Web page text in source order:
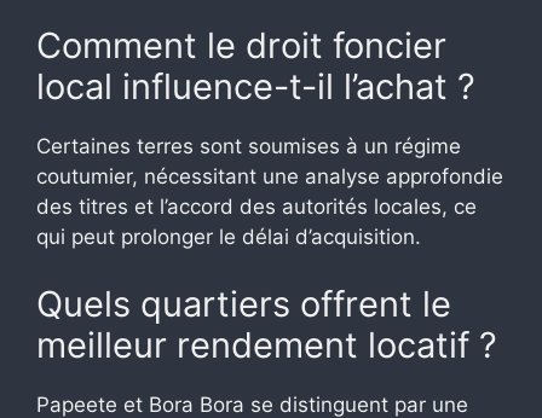
Comment le droit foncier
local influence-t-il l’achat ?
Certaines terres sont soumises à un régime
coutumier, nécessitant une analyse approfondie
des titres et l’accord des autorités locales, ce
qui peut prolonger le délai d’acquisition.
Quels quartiers offrent le
meilleur rendement locatif ?
Papeete et Bora Bora se distinguent par une